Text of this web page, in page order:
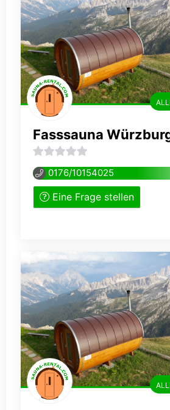
Fasssauna
0
von
0176/10154025
Eine Frage stellen